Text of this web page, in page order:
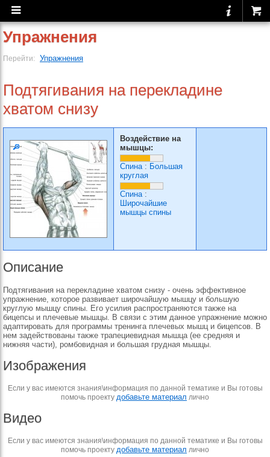
Упражнения
Перейти: Упражнения
Подтягивания на перекладине
хватом снизу
Воздействие на
мышцы:
Спина: Большая
круглая
Спина:
Широчайшие
мышцы спины
Описание
Подтягивания на перекладине хватом снизу - очень эффективное
упражнение, которое развивает широчайшую мышцу и большую
круглую мышцу спины. Его усилия распространяются также на
бицепсы и плечевые мышцы. В связи с этим данное упражнение можно
адаптировать для программы тренинга плечевых мышц и бицепсов. В
нем задействованы также трапециевидная мышца (ее средняя и
нижняя части), ромбовидная и большая грудная мышцы.
Изображения
Если у вас имеются знания\информация по данной тематике и Вы готовы
помочь проекту добавьте материал лично
Видео
Если у вас имеются знания\информация по данной тематике и Вы готовы
помочь проекту добавьте материал лично